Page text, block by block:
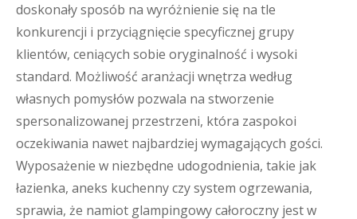
doskonały sposób na wyróżnienie się na tle
konkurencji i przyciągnięcie specyficznej grupy
klientów, ceniących sobie oryginalność i wysoki
standard. Możliwość aranżacji wnętrza według
własnych pomysłów pozwala na stworzenie
spersonalizowanej przestrzeni, która zaspokoi
oczekiwania nawet najbardziej wymagających gości.
Wyposażenie w niezbędne udogodnienia, takie jak
łazienka, aneks kuchenny czy system ogrzewania,
sprawia, że namiot glampingowy całoroczny jest w